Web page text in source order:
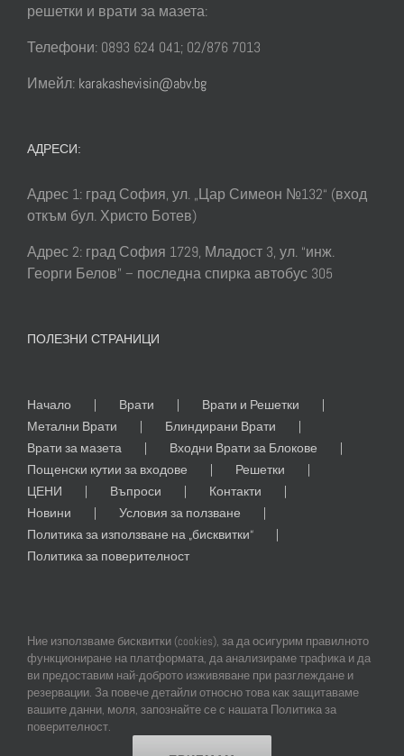
решетки и врати за мазета:
Телефони: 0893 624 041; 02/876 7013
Имейл: karakashevisin@abv.bg
АДРЕСИ:
Адрес 1: град София, ул. „Цар Симеон №132“ (вход
откъм бул. Христо Ботев)
Адрес 2: град София 1729, Младост 3, ул. “инж.
Георги Белов” – последна спирка автобус 305
ПОЛЕЗНИ СТРАНИЦИ
Начало Врати
Врати и Решетки
Метални Врати
Блиндирани Врати
Врати за мазета
Входни Врати за Блокове
Пощенски кутии за входове
Решетки
ЦЕНИ
Въпроси
Контакти
Новини
Условия за ползване
Политика за използване на „бисквитки“
Политика за поверителност
© Copyright 2026 |All Rights Reserved| ПрофесионаленУеб
Дизайн иSEOот Online Creations Ltd
Ние използваме бисквитки (cookies), за да осигурим правилното
функциониране на платформата, да анализираме трафика и да
ви предоставим най-доброто изживяване при разглеждане и
резервации. За повече детайли относно това как защитаваме
вашите данни, моля, запознайте се с нашата Политика за
поверителност.